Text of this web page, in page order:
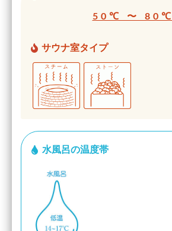
50℃ 〜 80℃
サウナ室タイプ
水風呂の温度帯